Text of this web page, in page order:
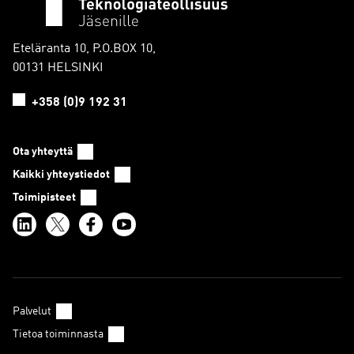
Eteläranta 10, P.O.BOX 10,
00131 HELSINKI
+358 (0)9 192 31
Ota yhteyttä
Kaikki yhteystiedot
Toimipisteet
Palvelut
Tietoa toiminnasta